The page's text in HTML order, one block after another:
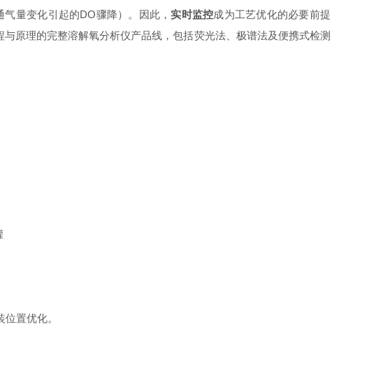
量变化引起的DO骤降）。因此，实时监控成为工艺优化的必要前提
原理的完整溶解氧分析仪产品线，包括荧光法、极谱法及便携式检测
置优化。